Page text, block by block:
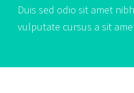
Duis sed odio sit amet nibh
vulputate cursus a sit